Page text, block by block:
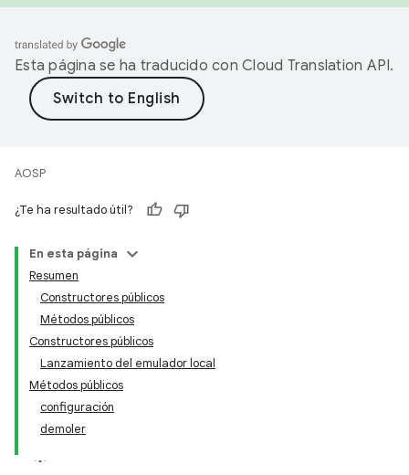
Esta página se ha traducido con Cloud Translation API.
AOSP
¿Te ha resultado útil?
En esta página
Resumen
Constructores públicos
Métodos públicos
Constructores públicos
Lanzamiento del emulador local
Métodos públicos
configuración
demoler